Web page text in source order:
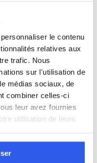
le contenu
relatives aux
trafic. Nous
sur l'utilisation de
médias sociaux, de
combiner celles-ci
leur avez fournies
utilisation de leurs
Terminale